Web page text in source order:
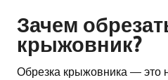
Зачем
крыжовник?
Обрезка крыжовника — это